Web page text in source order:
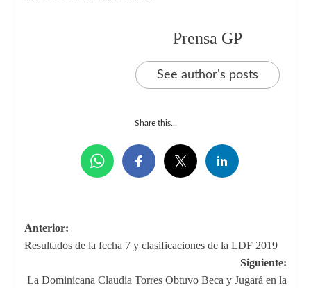
Prensa GP
See author's posts
Share this...
Navegación
de
entradas
Anterior:
Resultados de la fecha 7 y clasificaciones de la LDF 2019
Siguiente:
La Dominicana Claudia Torres Obtuvo Beca y Jugará en la